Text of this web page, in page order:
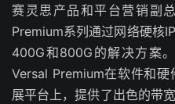
赛灵思产品和平台营销副
Premium系列通过网络硬核
400G和800G的解决方案
Versal Premium在软件和
展平台上，提供了出色的带